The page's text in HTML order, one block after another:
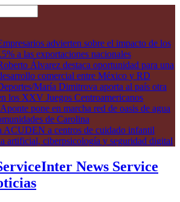
advierten sobre el impacto de los
a las exportaciones nacionales
Álvarez destaca oportunidad para una
comercial entre México y RD
María Dimitrova aporta al país otra
los XXV Juegos Centroamericanos
pone en marcha red de oasis de agua
de Carolina
ACUDEN a centros de cuidado infantil
artificial, ciberpsicología y seguridad digital
Inter News Service